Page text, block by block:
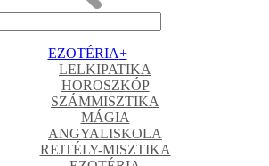
EZOTÉRIA+
LELKIPATIKA
HOROSZKÓP
SZÁMMISZTIKA
MÁGIA
ANGYALISKOLA
REJTÉLY-MISZTIKA